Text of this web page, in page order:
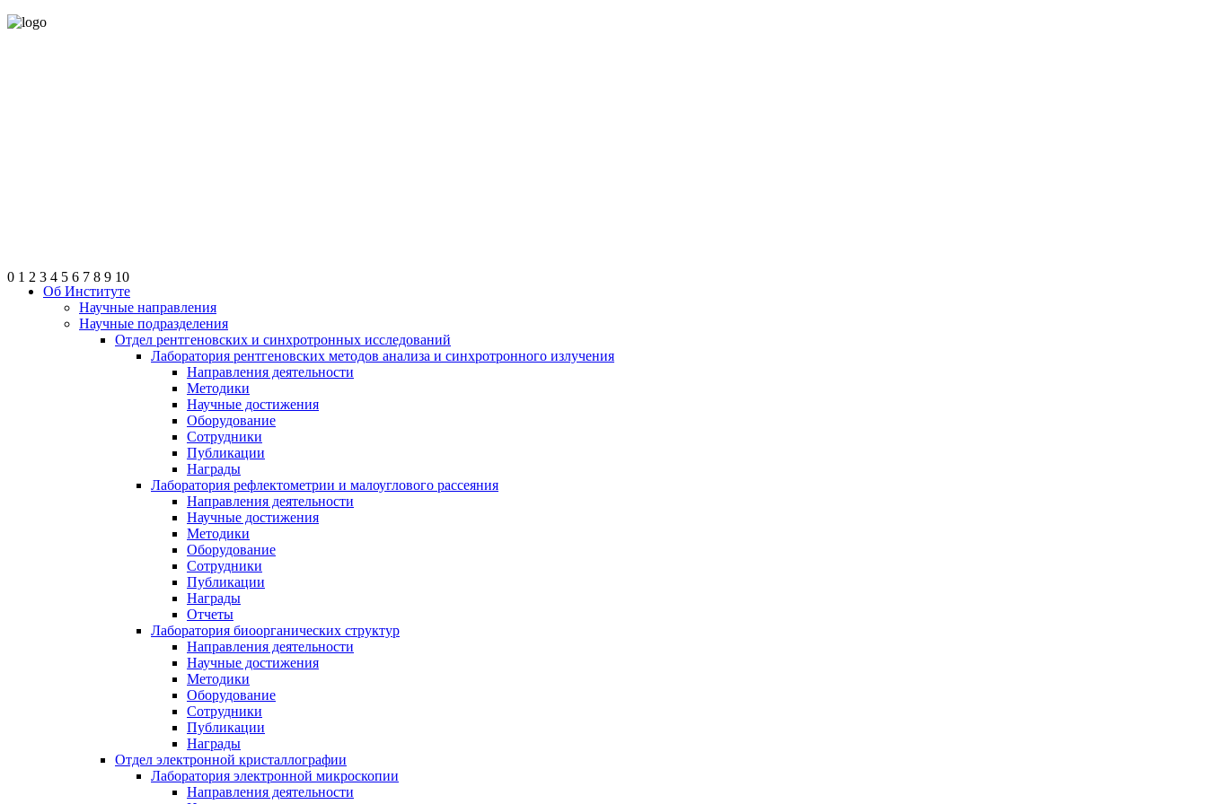
0 1 2 3 4 5 6 7 8 9 10
Об Институте
Научные направления
Научные подразделения
Отдел рентгеновских и синхротронных исследований
Лаборатория рентгеновских методов анализа и синхротронного излучения
Направления деятельности
Методики
Научные достижения
Оборудование
Сотрудники
Публикации
Награды
Лаборатория рефлектометрии и малоуглового рассеяния
Направления деятельности
Научные достижения
Методики
Оборудование
Сотрудники
Публикации
Награды
Отчеты
Лаборатория биоорганических структур
Направления деятельности
Научные достижения
Методики
Оборудование
Сотрудники
Публикации
Награды
Отдел электронной кристаллографии
Лаборатория электронной микроскопии
Направления деятельности